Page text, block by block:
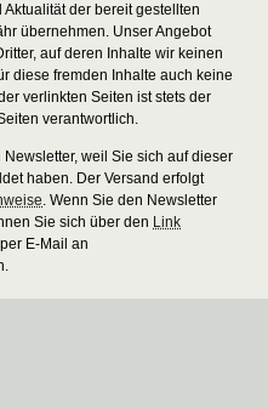
der bereit gestellten
übernehmen. Unser Angebot
auf deren Inhalte wir keinen
diese fremden Inhalte auch keine
verlinkten Seiten ist stets der
verantwortlich.
weil Sie sich auf dieser
haben. Der Versand erfolgt
. Wenn Sie den Newsletter
Sie sich über den Link
E-Mail an